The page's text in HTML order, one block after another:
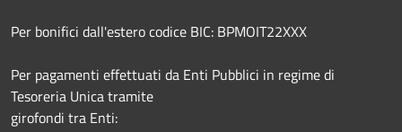
Per bonifici dall'estero codice BIC: BPMOIT22XXX
Per pagamenti effettuati da Enti Pubblici in regime di
Tesoreria Unica tramite
girofondi tra Enti: